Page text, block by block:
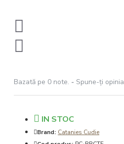
Bazată pe 0 note. - Spune-ţi opinia
IN STOC
Brand: Catanies Cudie